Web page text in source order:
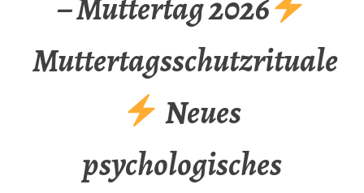
Muttertagsschutzrituale
Neues
psychologisches